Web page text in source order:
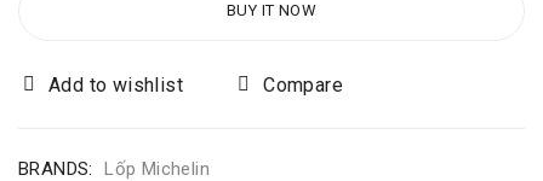
BUY IT NOW
Compare
BRANDS:
Lốp Michelin